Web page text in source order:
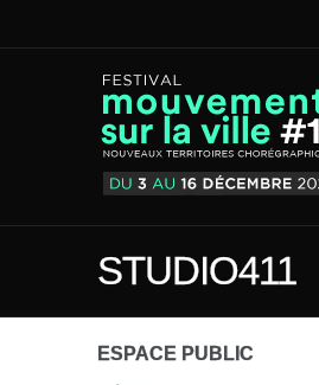
STUDIO411
ESPACE PUBLIC